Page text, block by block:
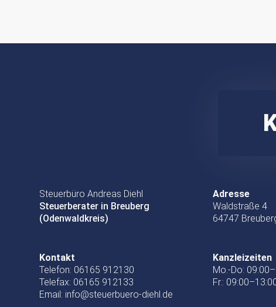
Steuerbüro Andreas Diehl
Steuerberater in Breuberg
(Odenwaldkreis)
Adresse
Waldstraße 4
64747
Kontakt
Telefon: 06165 912130
Telefax: 06165 912133
Email: info@steuerbuero-diehl.de
Kanzleizeiten
Mo.-Do:
Fr.: